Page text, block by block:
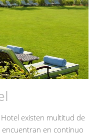
existen multitud de
en continuo